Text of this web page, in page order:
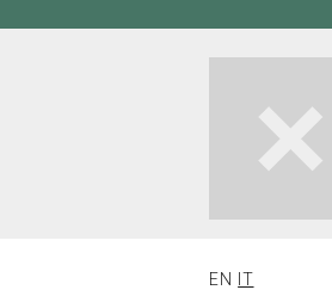
EN IT